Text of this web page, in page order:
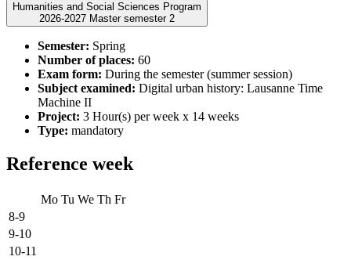
Humanities and Social Sciences Program
2026-2027 Master semester 2
Semester: Spring
Number of places: 60
Exam form: During the semester (summer session)
Subject examined: Digital urban history: Lausanne Time
Machine II
Project: 3 Hour(s) per week x 14 weeks
Type: mandatory
Reference week
Mo Tu We Th Fr
8-9
9-10
10-11